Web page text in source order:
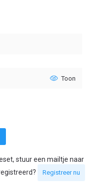
Toon
stuur een mailtje naar
Registreer nu